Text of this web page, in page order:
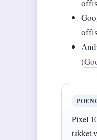
(
Pixel
takket